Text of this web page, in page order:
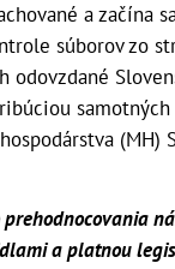
a začína
súborov zo
odovzdané
(MH)
prehodnocovania
a platnou